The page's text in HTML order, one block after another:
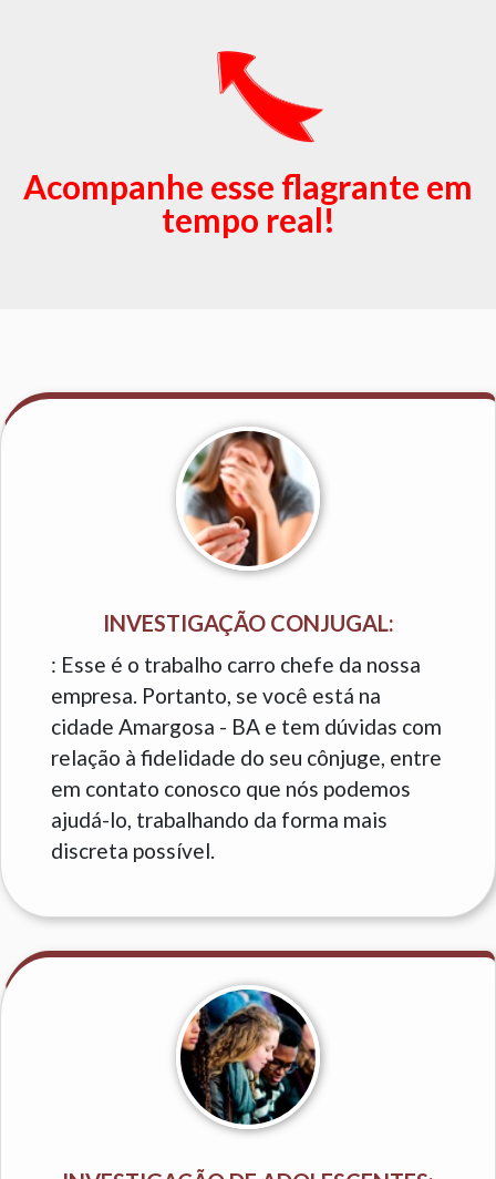
Acompanhe esse flagrante em
tempo real!
INVESTIGAÇÃO CONJUGAL:
: Esse é o trabalho carro chefe da nossa
empresa. Portanto, se você está na
cidade Amargosa - BA e tem dúvidas com
relação à fidelidade do seu cônjuge, entre
em contato conosco que nós podemos
ajudá-lo, trabalhando da forma mais
discreta possível.